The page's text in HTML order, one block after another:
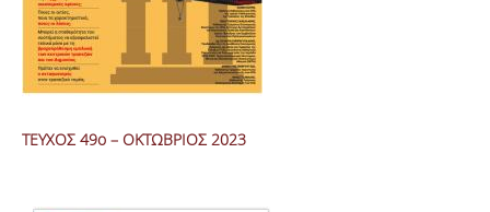
ΤΕΥΧΟΣ 49ο – ΟΚΤΩΒΡΙΟΣ 2023